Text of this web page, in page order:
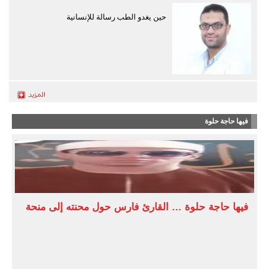
حين يغدو الطب رسالة للإنسانية
فيها حاجة حلوة
فيها حاجة حلوة … القارئ فارس حول محنته إلى منحة